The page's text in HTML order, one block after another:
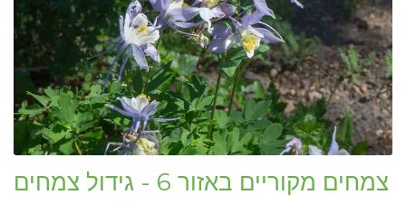
צמחים מקוריים באזור 6 - גידול צמחים